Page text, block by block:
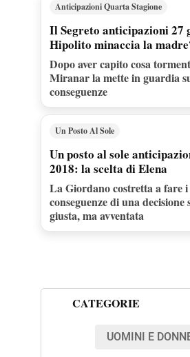
Anticipazioni Quarta Stagione
Il Segreto anticipazioni 27
Hipolito minaccia la
Dopo aver capito cosa
Miranar la mette in guardia
conseguenze
Un Posto Al Sole
Un posto al sole
2018: la scelta di Elena
La Giordano costretta a fare
conseguenze di una decisione
giusta, ma avventata
CATEGORIE
UOMINI E